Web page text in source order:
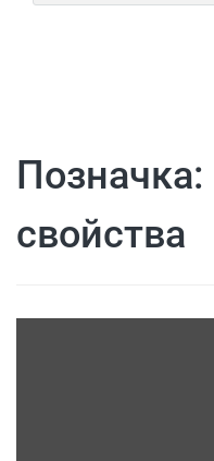
Позначка:
свойства